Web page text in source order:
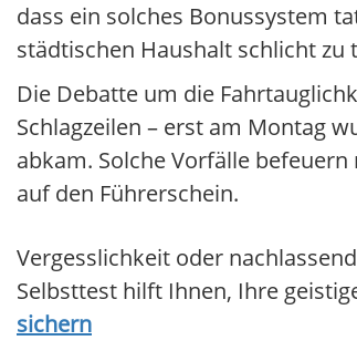
dass ein solches Bonussystem
städtischen Haushalt schlicht zu
Die Debatte um die
Schlagzeilen – erst am Montag
abkam. Solche Vorfälle
auf den Führerschein.
Vergesslichkeit oder
Selbsttest hilft Ihnen, Ihre
sichern